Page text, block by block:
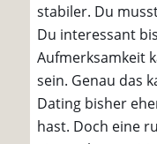
stabiler. Du
Du interessant
Aufmerksamkeit
sein. Genau das
Dating bisher
hast. Doch eine